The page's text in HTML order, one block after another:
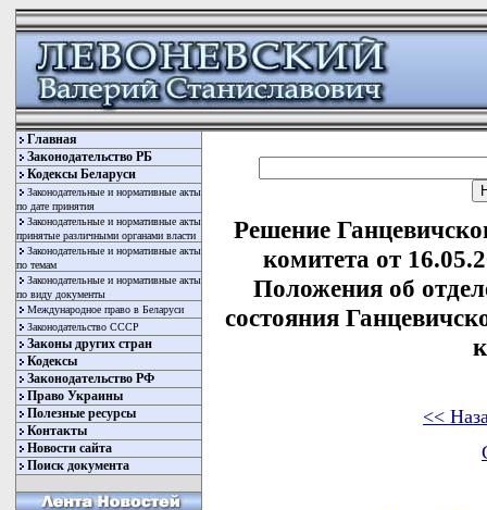
Главная
Законодательство РБ
Кодексы Беларуси
Законодательные и нормативные акты
по дате принятия
Законодательные и нормативные акты
принятые различными органами власти
Законодательные и нормативные акты
по темам
Законодательные и нормативные акты
по виду документы
Международное право в Беларуси
Законодательство СССР
Законы других стран
Кодексы
Законодательство РФ
Право Украины
Полезные ресурсы
Контакты
Новости сайта
Поиск документа
Решение
комитета от
Положения об
состояния
<<